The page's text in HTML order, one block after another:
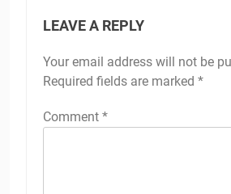
LEAVE A REPLY
Your email address will not be
Required fields are marked *
Comment *